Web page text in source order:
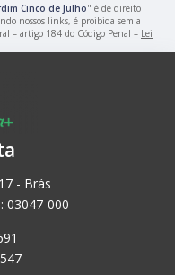
Cinco de Julho" é de direito
nossos links, é proibida sem a
– artigo 184 do Código Penal – Lei
- Brás
03047-000